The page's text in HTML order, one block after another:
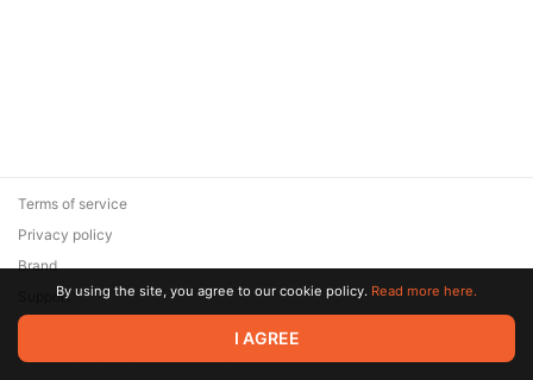
© 2026 Zaya Solutions Limited. All rights reserved. All trademarks
are the property of their respective owners.
Terms of service
Privacy policy
Brand
SupportBy using the site, you agree to our cookie policy. Read more here.
I AGREE